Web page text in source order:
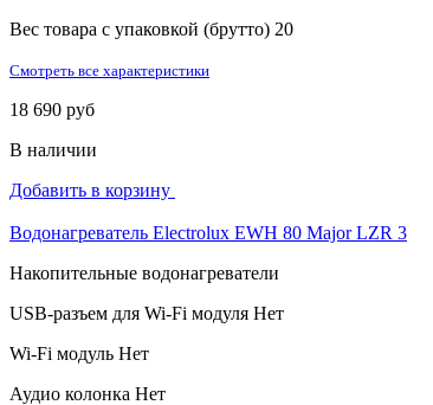
Вес товара с упаковкой (брутто) 20
Смотреть все характеристики
18 690 руб
В наличии
Добавить в корзину
Водонагреватель Electrolux EWH 80 Major LZR 3
Накопительные водонагреватели
USB-разъем для Wi-Fi модуля Нет
Wi-Fi модуль Нет
Аудио колонка Нет